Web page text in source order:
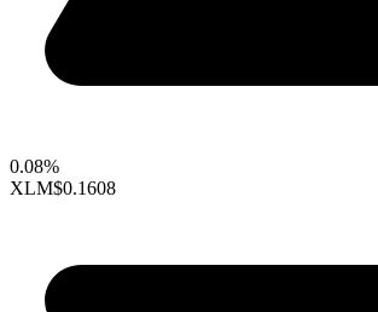
0.08%
XLM$0.1608